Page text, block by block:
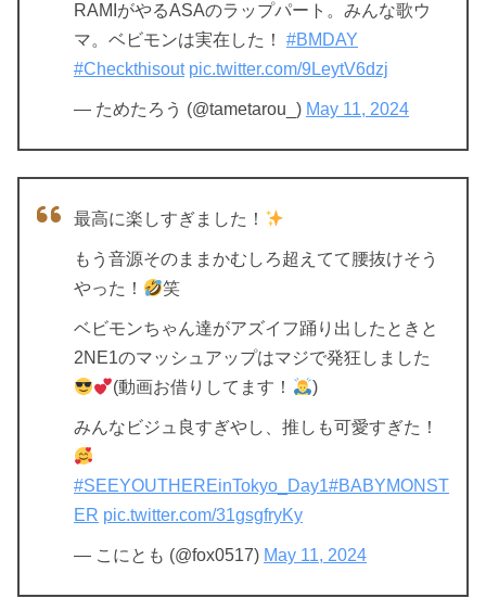
RAMIがやるASAのラップパート。みんな歌ウ
マ。ベビモンは実在した！ #BMDAY
#Checkthisout pic.twitter.com/9LeytV6dzj
— ためたろう (@tametarou_) May 11, 2024
最高に楽しすぎました！
もう音源そのままかむしろ超えてて腰抜けそう
やった！
笑
ベビモンちゃん達がアズイフ踊り出したときと
2NE1のマッシュアップはマジで発狂しました
(動画お借りしてます！
)
みんなビジュ良すぎやし、推しも可愛すぎた！
#SEEYOUTHEREinTokyo_Day1#BABYMONST
ER pic.twitter.com/31gsgfryKy
— こにとも (@fox0517) May 11, 2024